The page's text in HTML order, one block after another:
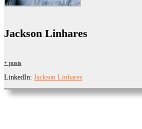
Jackson Linhares
+ posts
LinkedIn: Jackson Linhares